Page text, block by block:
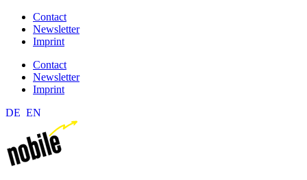
Contact
Newsletter
Imprint
Contact
Newsletter
Imprint
DE EN